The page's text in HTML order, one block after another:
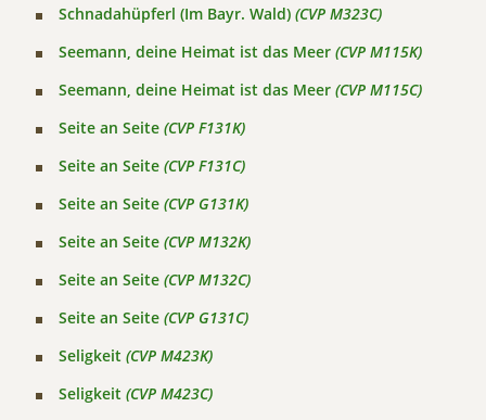
Schnadahüpferl (Im Bayr. Wald) (CVP M323C)
Seemann, deine Heimat ist das Meer (CVP M115K)
Seemann, deine Heimat ist das Meer (CVP M115C)
Seite an Seite (CVP F131K)
Seite an Seite (CVP F131C)
Seite an Seite (CVP G131K)
Seite an Seite (CVP M132K)
Seite an Seite (CVP M132C)
Seite an Seite (CVP G131C)
Seligkeit (CVP M423K)
Seligkeit (CVP M423C)